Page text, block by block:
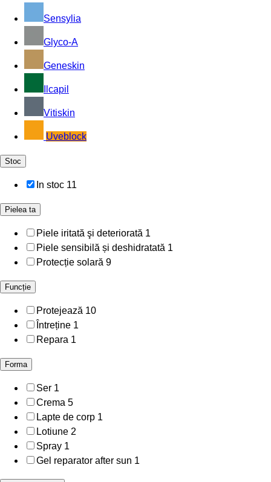
Sensylia
Glyco-A
Geneskin
Ilcapil
Vitiskin
Uveblock
Stoc
In stoc 11
Pielea ta
Piele iritată şi deteriorată 1
Piele sensibilă și deshidratată 1
Protecție solară 9
Funcție
Protejează 10
Întreține 1
Repara 1
Forma
Ser 1
Crema 5
Lapte de corp 1
Lotiune 2
Spray 1
Gel reparator after sun 1